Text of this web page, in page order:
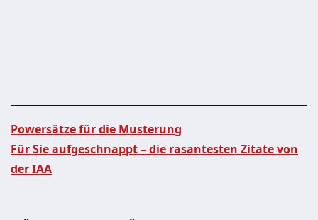
Beitragsnavigation
Powersätze für die Musterung
Für Sie aufgeschnappt – die rasantesten Zitate von
der IAA